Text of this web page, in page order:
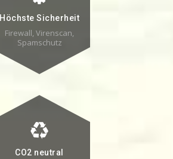
Höchste Sicherheit
Firewall, Virenscan,
Spamschutz
CO2 neutral